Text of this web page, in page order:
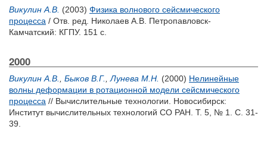
Викулин А.В. (2003) Физика волнового сейсмического
процесса / Отв. ред. Николаев А.В. Петропавловск-
Камчатский: КГПУ. 151 с.
2000
Викулин А.В. Быков В.Г. Лунева М.Н. (2000) Нелинейные
волны деформации в ротационной модели сейсмического
процесса // Вычислительные технологии. Новосибирск:
Институт вычислительных технологий СО РАН. Т. 5, № 1. С. 31-
39.